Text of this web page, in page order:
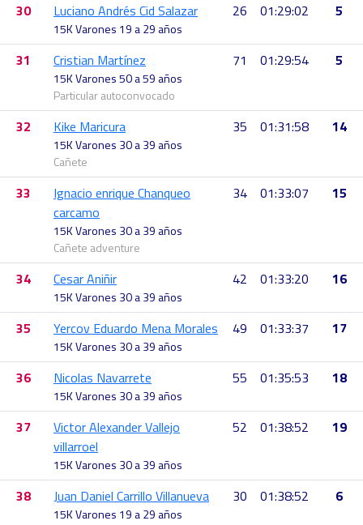
30 Luciano Andrés Cid Salazar
15K Varones 19 a 29 años
26 01:29:02 5
31 Cristian Martínez
15K Varones 50 a 59 años
Particular autoconvocado
71 01:29:54 5
32 Kike Maricura
15K Varones 30 a 39 años
Cañete
35 01:31:58 14
33
Ignacio enrique Chanqueo
carcamo
15K Varones 30 a 39 años
Cañete adventure
34 01:33:07 15
34 Cesar Aniñir
15K Varones 30 a 39 años
42 01:33:20 16
35 Yercov Eduardo Mena Morales
15K Varones 30 a 39 años
49 01:33:37 17
36 Nicolas Navarrete
15K Varones 30 a 39 años
55 01:35:53 18
37
Victor Alexander Vallejo
villarroel
15K Varones 30 a 39 años
52 01:38:52 19
38 Juan Daniel Carrillo Villanueva
15K Varones 19 a 29 años
30 01:38:52 6